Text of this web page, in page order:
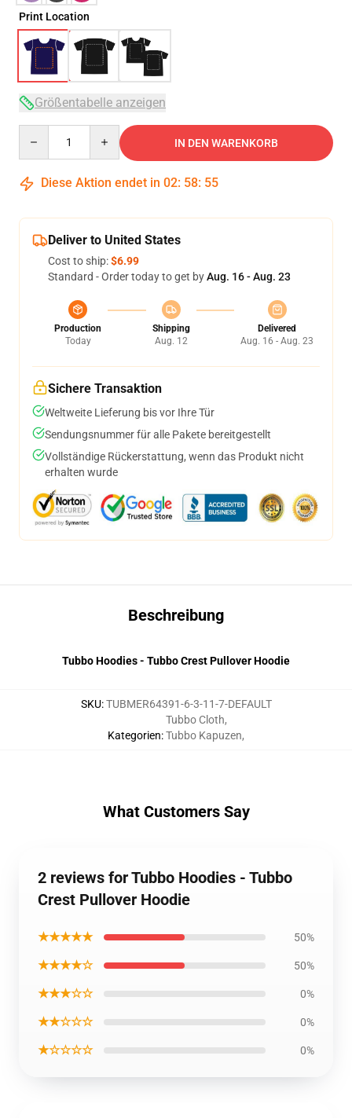
Print Location
Größentabelle anzeigen
IN DEN WARENKORB
Diese Aktion endet in 02: 58: 54
Deliver to United States
Cost to ship:$6.99
Standard - Order today to get byAug. 16 - Aug. 23
Production
Today
Shipping
Aug. 12
Delivered
Aug. 16 - Aug. 23
Sichere Transaktion
Weltweite Lieferung bis vor Ihre Tür
Sendungsnummer für alle Pakete bereitgestellt
Vollständige Rückerstattung, wenn das Produkt nicht
erhalten wurde
Beschreibung
Tubbo Hoodies - Tubbo Crest Pullover Hoodie
SKU:TUBMER64391-6-3-11-7-DEFAULT
Kategorien:
Tubbo Cloth,
Tubbo Kapuzen,
What Customers Say
2 reviews for Tubbo Hoodies - Tubbo
Crest Pullover Hoodie
★★★★★ 50%
★★★★☆ 50%
★★★☆☆ 0%
★★☆☆☆ 0%
★☆☆☆☆ 0%